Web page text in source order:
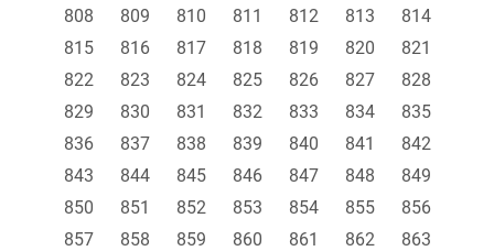
808
809 810 811 812 813
814
815
816 817 818 819 820
821
822
823 824 825 826 827
828
829
830 831 832 833 834
835
836
837 838 839 840 841
842
843
844 845 846 847 848
849
850
851 852 853 854 855
856
857
858 859 860 861 862
863